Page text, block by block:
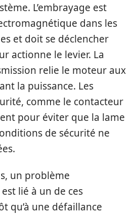
L’embrayage est
dans les
et doit se déclencher
actionne le levier. La
relie le moteur aux
la puissance. Les
comme le contacteur
pour éviter que la lame
de sécurité ne
un problème
lié à un de ces
qu’à une défaillance